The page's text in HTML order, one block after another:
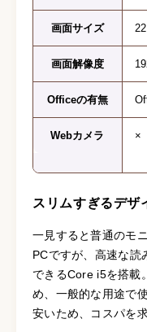
画面サイズ
画面解像度
Officeの有無
Webカメラ ×
スリムすぎるデザ
一見すると普通のモ
PCですが、高速な読
できるCore i5を搭載
め、一般的な用途で
安いため、コスパを